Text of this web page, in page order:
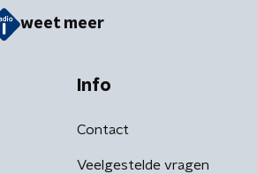
weet meer
Info
Contact
Veelgestelde vragen